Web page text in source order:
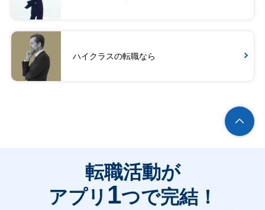
ハイクラスの転職なら
転職活動が
アプリ 1つで完結！